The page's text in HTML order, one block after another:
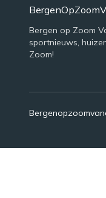
Bergen op Zoom
sportnieuws,
Zoom!